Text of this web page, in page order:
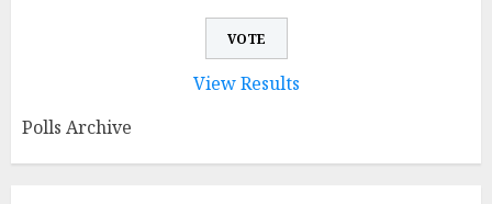
View Results
Polls Archive